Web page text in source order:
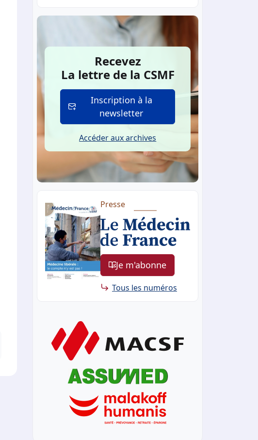
Recevez
La lettre de la CSMF
Inscription à la
newsletter
Accéder aux archives
Presse
Je m'abonne
Tous les numéros